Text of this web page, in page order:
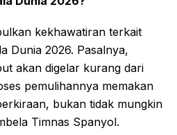
kekhawatiran terkait
Dunia 2026. Pasalnya,
akan digelar kurang dari
pemulihannya memakan
bukan tidak mungkin
Timnas Spanyol.